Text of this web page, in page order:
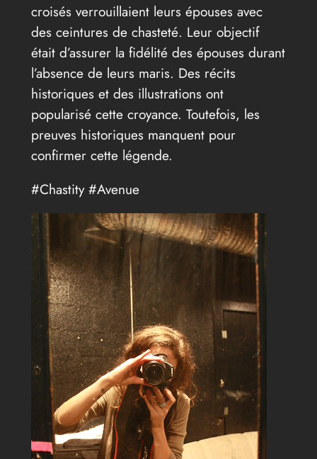
croisés verrouillaient leurs épouses avec
des ceintures de chasteté. Leur objectif
était d’assurer la fidélité des épouses durant
l’absence de leurs maris. Des récits
historiques et des illustrations ont
popularisé cette croyance. Toutefois, les
preuves historiques manquent pour
confirmer cette légende.
#Chastity #Avenue